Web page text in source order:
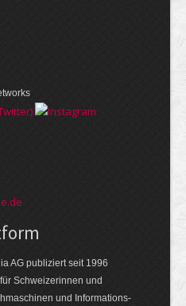
AG publiziert seit 1996
Schweizerinnen und
und Informations­